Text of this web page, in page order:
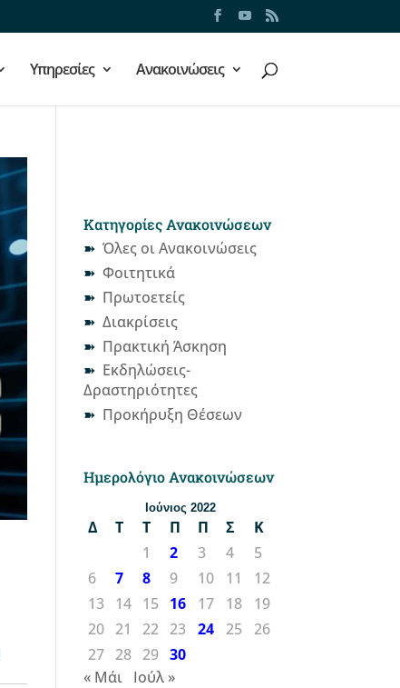
Υπηρεσίες Ανακοινώσεις
Κατηγορίες Ανακοινώσεων
Όλες οι Ανακοινώσεις
Φοιτητικά
Πρωτοετείς
Διακρίσεις
Πρακτική Άσκηση
Εκδηλώσεις-
Δραστηριότητες
Προκήρυξη Θέσεων
Ημερολόγιο Ανακοινώσεων
Ιούνιος 2022
Δ Τ Τ Π Π Σ
Κ
1
2 3 4
5
6
7 8 9 10 11
12
13
14 15 16 17 18
19
20 21 22 23 24 25
26
27 28 29 30
« Μάι Ιούλ »